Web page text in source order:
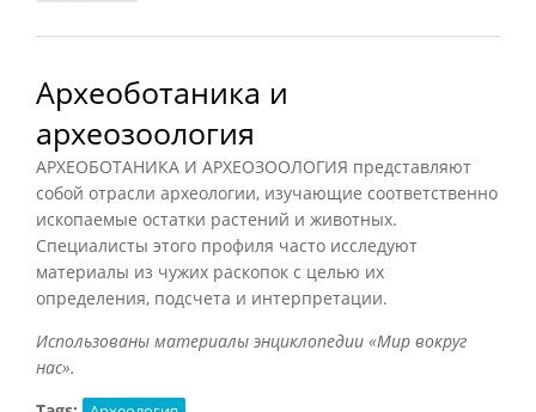
Археоботаника и
археозоология
АРХЕОБОТАНИКА И АРХЕОЗООЛОГИЯ представляют
собой отрасли археологии, изучающие соответственно
ископаемые остатки растений и животных.
Специалисты этого профиля часто исследуют
материалы из чужих раскопок с целью их
определения, подсчета и интерпретации.
Использованы материалы энциклопедии «Мир вокруг
нас».